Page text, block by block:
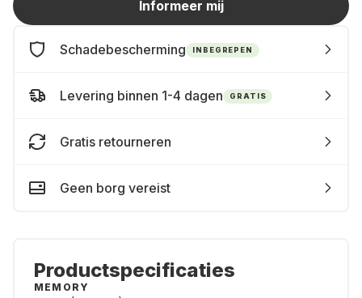
Informeer mij
Schadebescherming INBEGREPEN
Levering binnen 1-4 dagen GRATIS
Gratis retourneren
Geen borg vereist
Productspecificaties
MEMORY